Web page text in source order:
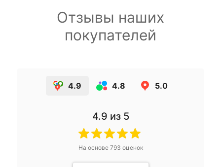
Отзывы наших
покупателей
4.9 4.8 5.0
4.9 из 5
На основе 793 оценок